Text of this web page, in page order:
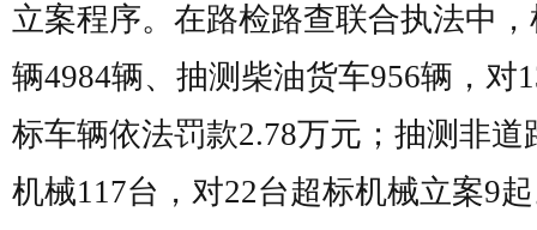
立案程序。在路检路查联合执法中
辆4984辆、抽测柴油货车956辆，对
标车辆依法罚款2.78万元；抽测非道
机械117台，对22台超标机械立案9